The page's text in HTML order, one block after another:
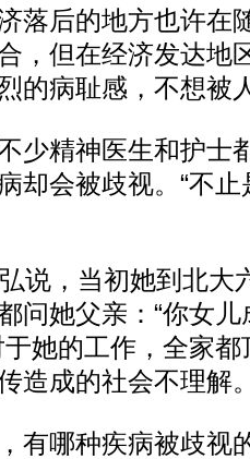
落后的地方也许在
，但在经济发达地
的病耻感，不想被
精神医生和护士
却会被歧视。“不
，当初她到北大
问她父亲：“你女
她的工作，全家
造成的社会不理解
哪种疾病被歧视